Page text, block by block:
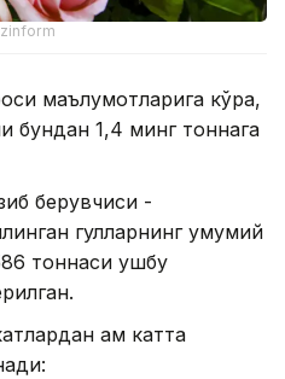
маълумотларига кўра,
бундан 1,4 минг тоннага
берувчиси -
гулларнинг умумий
тоннаси ушбу
ҳам катта